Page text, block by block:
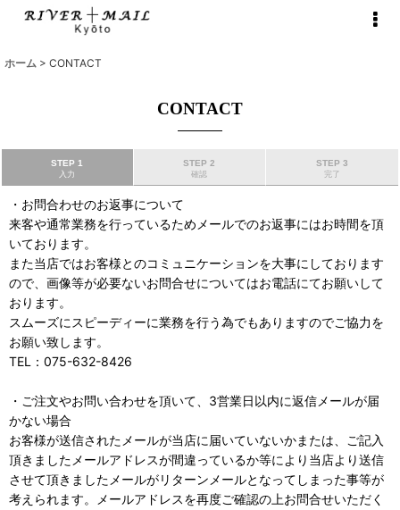
ホーム > CONTACT
CONTACT
STEP 1
入力
STEP 2
確認
STEP 3
完了
・お問合わせのお返事について
来客や通常業務を行っているためメールでのお返事にはお時間を頂
いております。
また当店ではお客様とのコミュニケーションを大事にしております
ので、画像等が必要ないお問合せについてはお電話にてお願いして
おります。
スムーズにスピーディーに業務を行う為でもありますのでご協力を
お願い致します。
TEL：075-632-8426
・ご注文やお問い合わせを頂いて、3営業日以内に返信メールが届
かない場合
お客様が送信されたメールが当店に届いていないかまたは、ご記入
頂きましたメールアドレスが間違っているか等により当店より送信
させて頂きましたメールがリターンメールとなってしまった事等が
考えられます。メールアドレスを再度ご確認の上お問合せいただく